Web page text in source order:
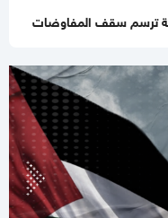
من ملادينوف حول
في مخيم قلنديا
ترسم سقف المفاوضات